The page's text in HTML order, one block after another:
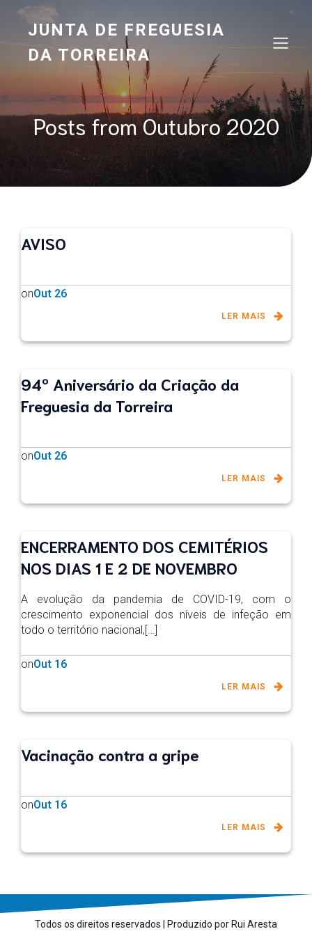
JUNTA DE FREGUESIA
DA TORREIRA
Posts from Outubro 2020
AVISO
onOut 26
LER MAIS
94º Aniversário da Criação da
Freguesia da Torreira
onOut 26
LER MAIS
ENCERRAMENTO DOS CEMITÉRIOS
NOS DIAS 1 E 2 DE NOVEMBRO
A evolução da pandemia de COVID-19, com o
crescimento exponencial dos níveis de infeção em
todo o território nacional,[…]
onOut 16
LER MAIS
Vacinação contra a gripe
onOut 16
LER MAIS
Todos os direitos reservados | Produzido por Rui Aresta